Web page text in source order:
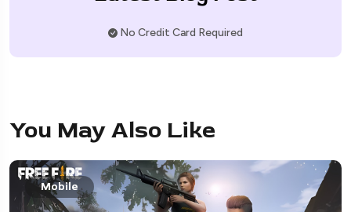
No Credit Card Required
You May Also Like
Mobile